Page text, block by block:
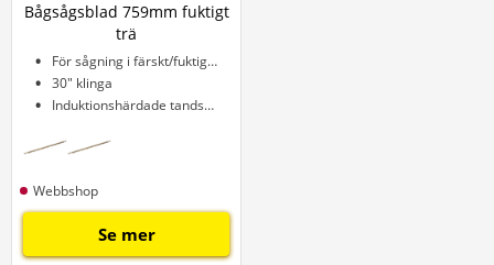
Bågsågsblad 759mm fuktigt
trä
För sågning i färskt/fuktigt trä
30" klinga
Induktionshärdade tandspetsar
Webbshop
Se mer